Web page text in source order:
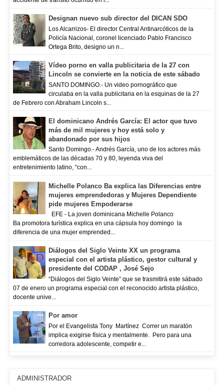
Designan nuevo sub director del DICAN SDO
Los Alcarrizos- El director Central Antinarcóticos de la
Policía Nacional, coronel licenciado Pablo Francisco
Ortega Brito, designo un n...
Vídeo porno en valla publicitaria de la 27 con
Lincoln se convierte en la noticia de este sábado
SANTO DOMINGO.- Un video pornográfico que
circulaba en la valla publicitaria en la esquinas de la 27
de Febrero con Abraham Lincoln s...
El dominicano Andrés García: El actor que tuvo
más de mil mujeres y hoy está solo y
abandonado por sus hijos
Santo Domingo.- Andrés García, uno de los actores más
emblemáticos de las décadas 70 y 80, leyenda viva del
entretenimiento latino, “con...
Michelle Polanco Ba explica las Diferencias entre
mujeres emprendedoras y Mujeres Dependiente
pide mujeres Empoderarse
EFE - La joven dominicana Michelle Polanco
Ba promotora turística explica en una cápsula hoy domingo la
diferencia de una mujer emprended...
Diálogos del Siglo Veinte XX un programa
especial con el artista plástico, gestor cultural y
presidente del CODAP , José Sejo
“Diálogos del Siglo Veinte” que se trasmitirá este sábado
07 de enero un programa especial con el reconocido artista plástico,
docente unive...
Por amor
Por el Evangelista Tony Martínez Correr un maratón
implica exigirse física y mentalmente. Pero para una
corredora adolescente, competir e...
ADMINISTRADOR